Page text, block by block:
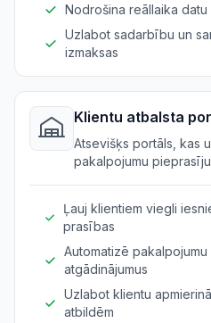
Nodrošina reāllaika
Uzlabot sadarbību un
izmaksas
Klientu atbalsta
Atsevišķs portāls, kas
pakalpojumu
Ļauj klientiem viegli
prasības
Automatizē pakalpojumu
atgādinājumus
Uzlabot klientu
atbildēm